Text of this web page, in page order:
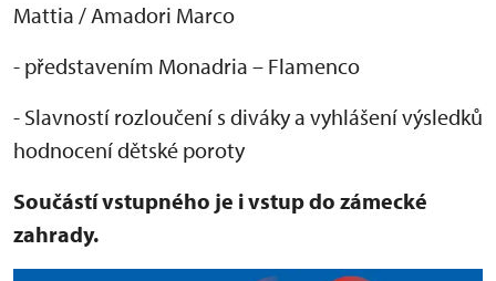
Mattia / Amadori Marco
- představením Monadria – Flamenco
- Slavností rozloučení s diváky a vyhlášení výsledků
hodnocení dětské poroty
Součástí vstupného je i vstup do zámecké
zahrady.